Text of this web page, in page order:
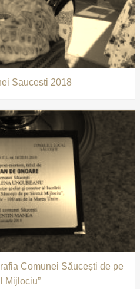
Saucesti 2018
Comunei Săucești de pe
Mijlociu”